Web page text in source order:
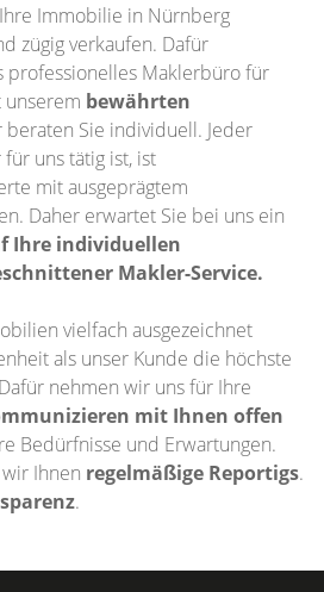
Immobilie in Nürnberg
zügig verkaufen. Dafür
professionelles Maklerbüro für
bewährten
beraten Sie individuell. Jeder
uns tätig ist, ist
mit ausgeprägtem
Daher erwartet Sie bei uns ein
Ihre individuellen
Makler-Service.
vielfach ausgezeichnet
als unser Kunde die höchste
nehmen wir uns für Ihre
mit Ihnen offen
Bedürfnisse und Erwartungen.
Ihnen regelmäßige Reportigs.
.